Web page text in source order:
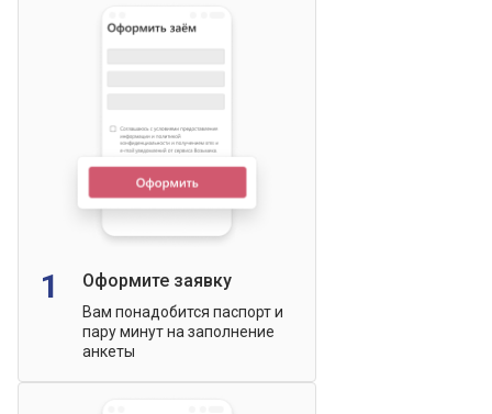
1 Оформите заявку
Вам понадобится паспорт и
пару минут на заполнение
анкеты